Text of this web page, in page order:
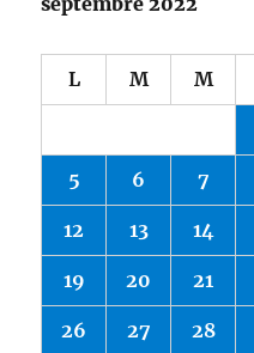
L M M
5 6 7
12 13 14
19 20 21
26 27 28